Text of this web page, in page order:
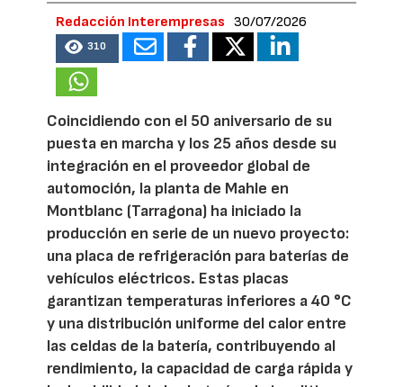
Redacción Interempresas 30/07/2026
310
Coincidiendo con el 50 aniversario de su
puesta en marcha y los 25 años desde su
integración en el proveedor global de
automoción, la planta de Mahle en
Montblanc (Tarragona) ha iniciado la
producción en serie de un nuevo proyecto:
una placa de refrigeración para baterías de
vehículos eléctricos. Estas placas
garantizan temperaturas inferiores a 40 °C
y una distribución uniforme del calor entre
las celdas de la batería, contribuyendo al
rendimiento, la capacidad de carga rápida y